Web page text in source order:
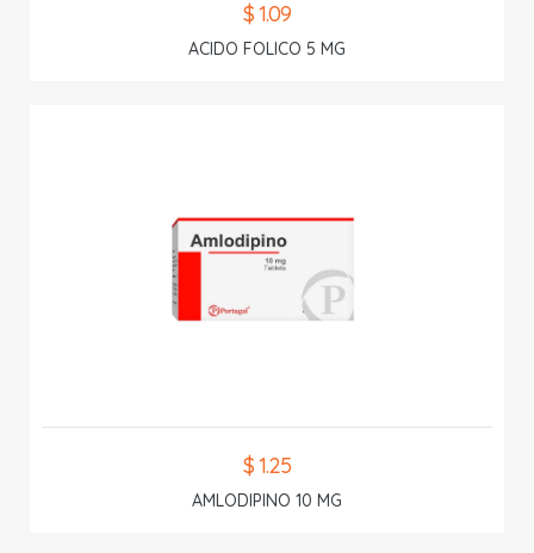
$ 1.09
ACIDO FOLICO 5 MG
$ 1.25
AMLODIPINO 10 MG